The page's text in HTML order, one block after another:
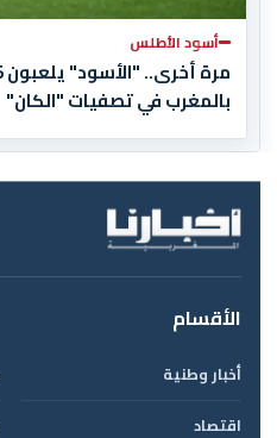
أسود الأطلس
بالمغرب في تصفيات "الكان"
الأقسام
أخبار وطنية
اقتصاد